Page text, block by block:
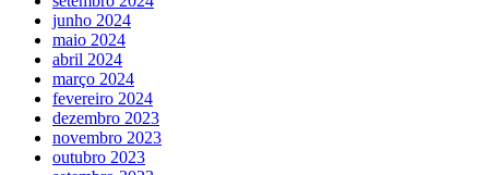
junho 2024
maio 2024
abril 2024
março 2024
fevereiro 2024
dezembro 2023
novembro 2023
outubro 2023